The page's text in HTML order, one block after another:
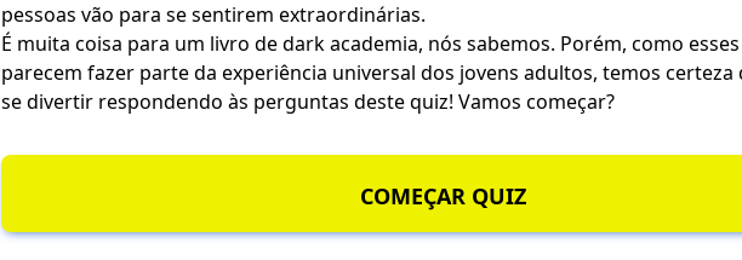
pessoas vão para se sentirem extraordinárias.
É muita coisa para um livro de dark academia, nós sabemos. Porém, como
parecem fazer parte da experiência universal dos jovens adultos, temos certeza
se divertir respondendo às perguntas deste quiz! Vamos começar?
COMEÇAR QUIZ